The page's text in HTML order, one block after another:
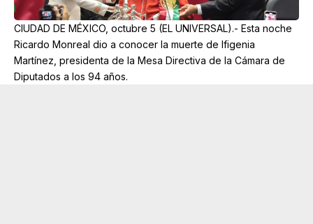
CIUDAD DE MÉXICO, octubre 5 (EL UNIVERSAL).- Esta noche
Ricardo Monreal dio a conocer la muerte de Ifigenia
Martínez, presidenta de la Mesa Directiva de la Cámara de
Diputados a los 94 años.